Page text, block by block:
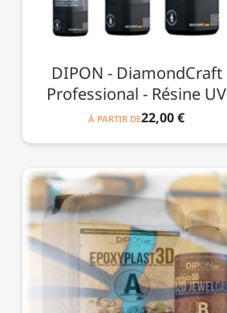
DIPON - DiamondCraft
Professional - Résine UV
À PARTIR DE22,00 €